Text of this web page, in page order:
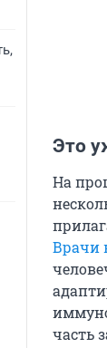
Это
На
Врачи
часть